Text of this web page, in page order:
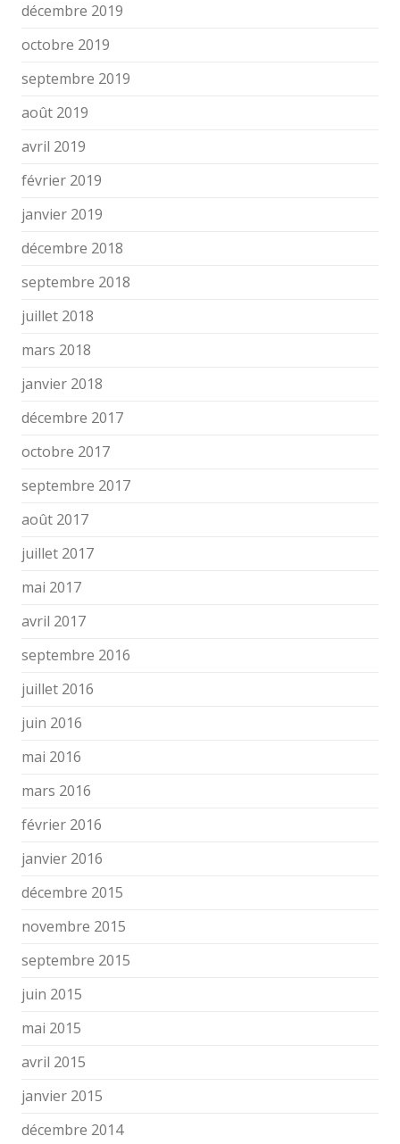
décembre 2019
octobre 2019
septembre 2019
août 2019
avril 2019
février 2019
janvier 2019
décembre 2018
septembre 2018
juillet 2018
mars 2018
janvier 2018
décembre 2017
octobre 2017
septembre 2017
août 2017
juillet 2017
mai 2017
avril 2017
septembre 2016
juillet 2016
juin 2016
mai 2016
mars 2016
février 2016
janvier 2016
décembre 2015
novembre 2015
septembre 2015
juin 2015
mai 2015
avril 2015
janvier 2015
décembre 2014